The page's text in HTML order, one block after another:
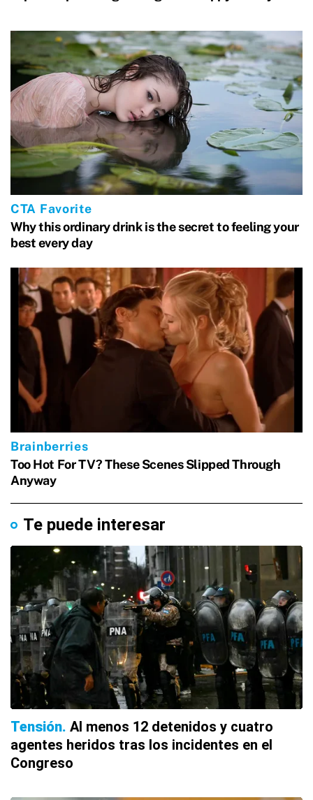
Te puede interesar
Tensión Al menos 12 detenidos y cuatro
agentes heridos tras los incidentes en el
Congreso